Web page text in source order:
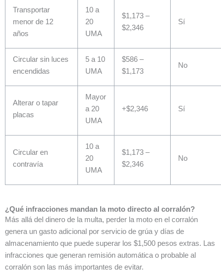
Transportar
menor de 12
años
10 a
20
UMA
$1,173 –
$2,346
Sí
Circular sin luces
encendidas
5 a 10
UMA
$586 –
$1,173
No
Alterar o tapar
placas
Mayor
a 20
UMA
+$2,346 Sí
Circular en
contravía
10 a
20
UMA
$1,173 –
$2,346
No
¿Qué infracciones mandan la moto directo al corralón?
Más allá del dinero de la multa, perder la moto en el corralón
genera un gasto adicional por servicio de grúa y días de
almacenamiento que puede superar los $1,500 pesos extras. Las
infracciones que generan remisión automática o probable al
corralón son las más importantes de evitar.